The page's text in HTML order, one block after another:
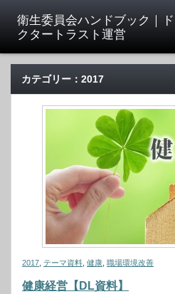
カテゴリー：2017
2017 テーマ資料 健康 職場環境改善
健康経営【DL資料】